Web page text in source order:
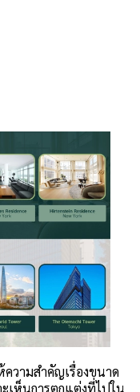
วามสำคัญเรื่องขนาด
เห็นการตกแต่งที่ไปใน